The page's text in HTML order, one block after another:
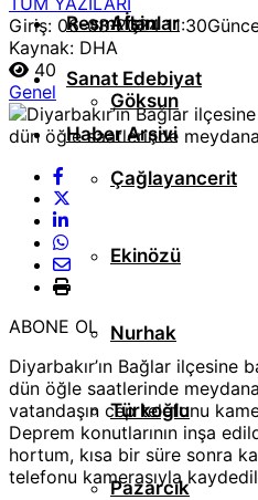
Afşin
Göksun
Çağlayancerit
Ekinözü
Nurhak
Türkoğlu
Pazarcık
Resmi İlanlar
Sanat Edebiyat
Haber Arşivi
Giriş: 06-08-2024 11:30
Kaynak: DHA
40
Genel
ABONE OL
Diyarbakır’ın Bağlar ilçesine
dün öğle saatlerinde
vatandaşın cep telefonu
Deprem konutlarının inşa
hortum, kısa bir süre sonra
telefonu kamerasıyla